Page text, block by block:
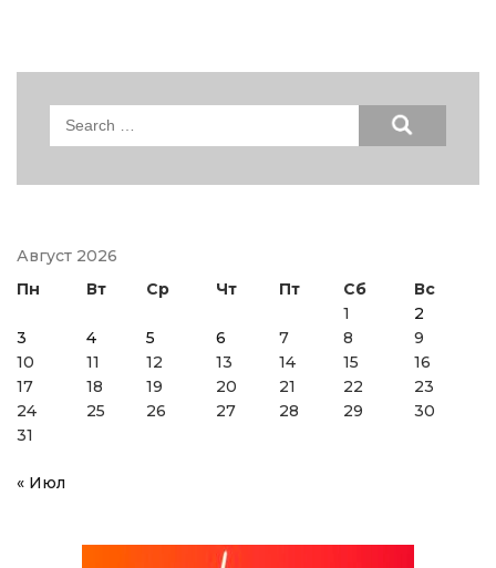
Search
Август 2026
Пн
Вт Ср Чт Пт Сб
Вс
1
2
3
4 5 6 7 8
9
10
11 12 13 14 15
16
17
18 19 20 21 22
23
24
25 26 27 28 29
30
31
« Июл